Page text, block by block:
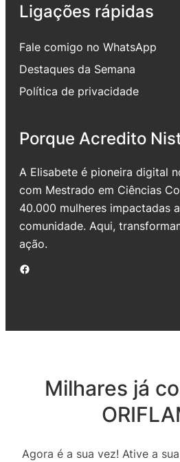
Ligações rápidas
Fale comigo no WhatsApp
Destaques da Semana
Política de privacidade
Porque Acredito
A Elisabete é pioneira digital
com Mestrado em Ciências
40.000 mulheres impactadas
comunidade. Aqui,
ação.
Facebook
Milhares já
Agora é a sua vez! Ative a